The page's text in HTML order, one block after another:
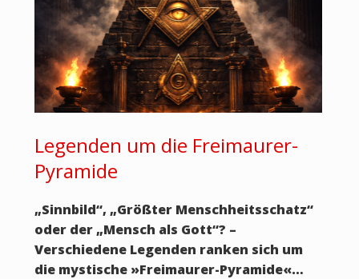
Legenden um die Freimaurer-
Pyramide
„Sinnbild“, „Größter Menschheitsschatz“
oder der „Mensch als Gott“? –
Verschiedene Legenden ranken sich um
die mystische »Freimaurer-Pyramide«…